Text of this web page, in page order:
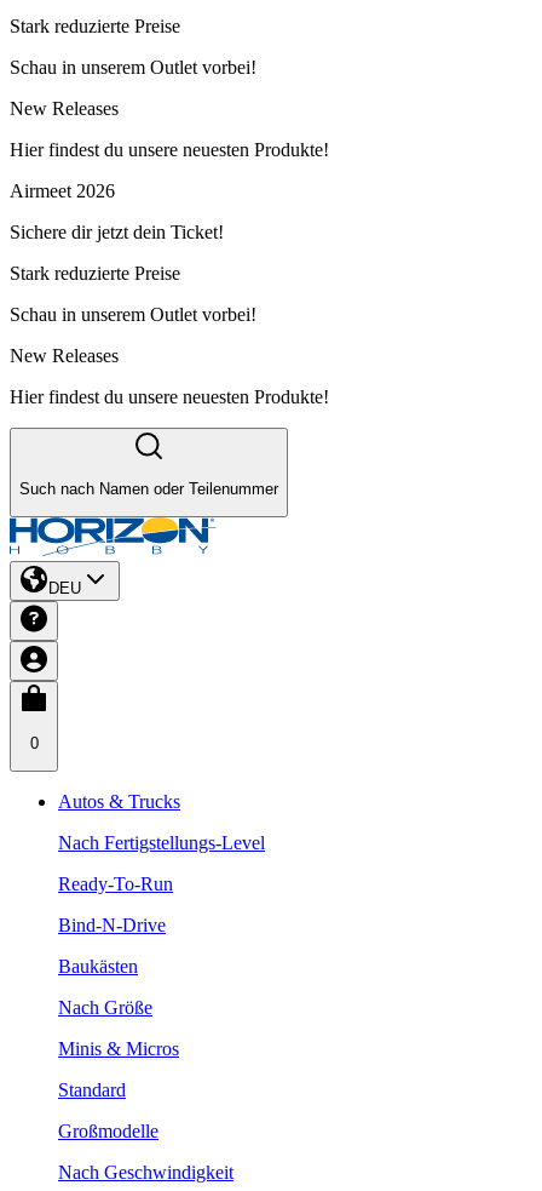
Stark reduzierte Preise
Schau in unserem Outlet vorbei!
New Releases
Hier findest du unsere neuesten Produkte!
Airmeet 2026
Sichere dir jetzt dein Ticket!
Stark reduzierte Preise
Schau in unserem Outlet vorbei!
New Releases
Hier findest du unsere neuesten Produkte!
Such nach Namen oder Teilenummer
DEU
0
Autos & Trucks
Nach Fertigstellungs-Level
Ready-To-Run
Bind-N-Drive
Baukästen
Nach Größe
Minis & Micros
Standard
Großmodelle
Nach Geschwindigkeit